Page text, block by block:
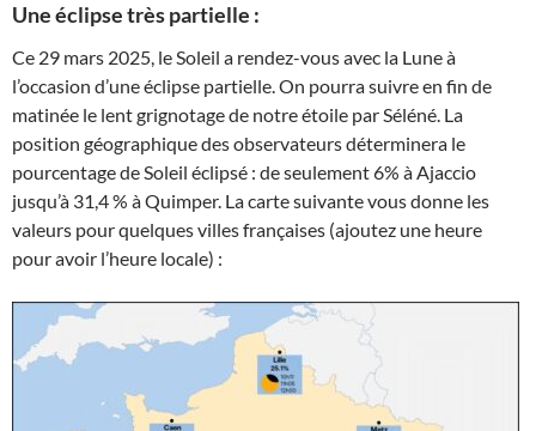
Une éclipse très partielle :
Ce 29 mars 2025, le Soleil a rendez-vous avec la Lune à
l’occasion d’une éclipse partielle. On pourra suivre en fin de
matinée le lent grignotage de notre étoile par Séléné. La
position géographique des observateurs déterminera le
pourcentage de Soleil éclipsé : de seulement 6% à Ajaccio
jusqu’à 31,4 % à Quimper. La carte suivante vous donne les
valeurs pour quelques villes françaises (ajoutez une heure
pour avoir l’heure locale) :